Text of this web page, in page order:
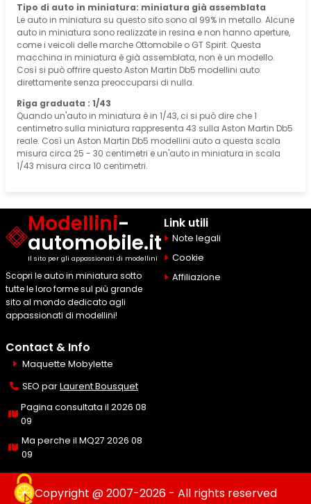
Tipo di auto in miniatura: miniatura già assemblata
Le auto in miniatura su questo sito sono al 99% in metallo. Alcune
auto in miniatura sono realizzate in resina e non hanno aperture,
come i veicoli delle marche Ottomobile o GT Spirit. Questa
macchina in miniatura è già assemblata, non è un modello.
Così si può offrire questo Aston Martin Db5 modellini auto
direttamente senza preoccuparsi di nulla.
Riga graduata : 1/43
Quando un'auto in miniatura è in 1/43, ci si può dire che 1
centimetro sulla miniatura rappresenta 43 sulla Aston Martin Db5
reale. Così un Aston Martin Db5 modellini auto a questa scala
misura circa 25 - 30 centimetri e un'auto in miniatura in scala
1/43 misura circa 10 centimetri.
Modellini-
automobile.it
Il sito per gli appassionati di modellini
Scopri le auto in miniatura sotto
tutte le loro forme sul più grande
sito al mondo dedicato agli
appassionati di modellini!
Link utili
Note legali
Cookie
Affiliazione
Contact & Info
Maquette Mobylette
SEO parLaurent Bousquet
Pagina consultata il 2026 08
09
Ma perche il MQ27 2026 08
09
Copyright @ 2007-2026 - All rights reserved